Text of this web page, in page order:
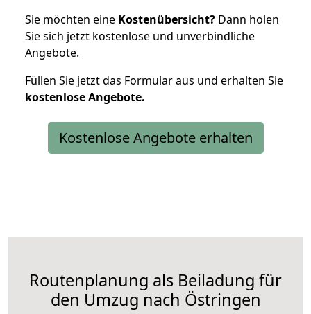
Sie möchten eine Kostenübersicht? Dann holen
Sie sich jetzt kostenlose und unverbindliche
Angebote.
Füllen Sie jetzt das Formular aus und erhalten Sie
kostenloseAngebote.
Kostenlose Angebote erhalten
Routenplanung als Beiladung für
den Umzug nach Östringen